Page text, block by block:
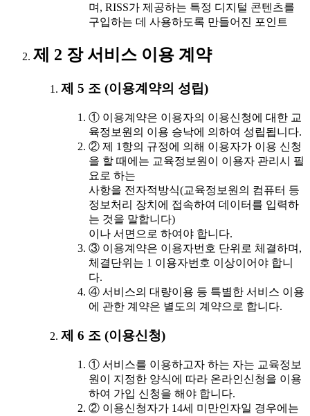
며, RISS가 제공하는 특정 디지털 콘텐츠를
구입하는 데 사용하도록 만들어진 포인트
제 2 장 서비스 이용 계약
제 5 조 (이용계약의 성립)
① 이용계약은 이용자의 이용신청에 대한 교
육정보원의 이용 승낙에 의하여 성립됩니다.
② 제 1항의 규정에 의해 이용자가 이용 신청
을 할 때에는 교육정보원이 이용자 관리시 필
요로 하는
사항을 전자적방식(교육정보원의 컴퓨터 등
정보처리 장치에 접속하여 데이터를 입력하
는 것을 말합니다)
이나 서면으로 하여야 합니다.
③ 이용계약은 이용자번호 단위로 체결하며,
체결단위는 1 이용자번호 이상이어야 합니
다.
④ 서비스의 대량이용 등 특별한 서비스 이용
에 관한 계약은 별도의 계약으로 합니다.
제 6 조 (이용신청)
① 서비스를 이용하고자 하는 자는 교육정보
원이 지정한 양식에 따라 온라인신청을 이용
하여 가입 신청을 해야 합니다.
② 이용신청자가 14세 미만인자일 경우에는